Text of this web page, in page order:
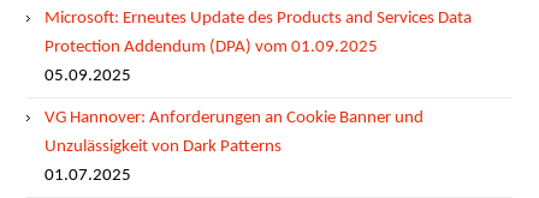
Microsoft: Erneutes Update des Products and Services Data
Protection Addendum (DPA) vom 01.09.2025
05.09.2025
VG Hannover: Anforderungen an Cookie Banner und
Unzulässigkeit von Dark Patterns
01.07.2025